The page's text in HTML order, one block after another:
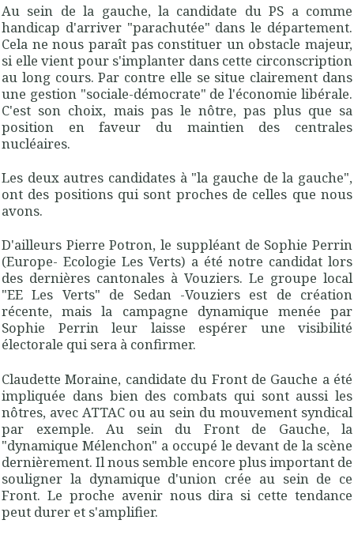
Au sein de la gauche, la candidate du PS a comme
handicap d'arriver "parachutée" dans le département.
Cela ne nous paraît pas constituer un obstacle majeur,
si elle vient pour s'implanter dans cette circonscription
au long cours. Par contre elle se situe clairement dans
une gestion "sociale-démocrate" de l'économie libérale.
C'est son choix, mais pas le nôtre, pas plus que sa
position en faveur du maintien des centrales
nucléaires.
Les deux autres candidates à "la gauche de la gauche",
ont des positions qui sont proches de celles que nous
avons.
D'ailleurs Pierre Potron, le suppléant de Sophie Perrin
(Europe- Ecologie Les Verts) a été notre candidat lors
des dernières cantonales à Vouziers. Le groupe local
"EE Les Verts" de Sedan -Vouziers est de création
récente, mais la campagne dynamique menée par
Sophie Perrin leur laisse espérer une visibilité
électorale qui sera à confirmer.
Claudette Moraine, candidate du Front de Gauche a été
impliquée dans bien des combats qui sont aussi les
nôtres, avec ATTAC ou au sein du mouvement syndical
par exemple. Au sein du Front de Gauche, la
"dynamique Mélenchon" a occupé le devant de la scène
dernièrement. Il nous semble encore plus important de
souligner la dynamique d'union crée au sein de ce
Front. Le proche avenir nous dira si cette tendance
peut durer et s'amplifier.